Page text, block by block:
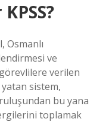
Osmanlı
ve
verilen
sistem,
bu yana
toplamak